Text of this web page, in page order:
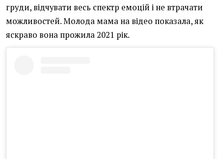
груди, відчувати весь спектр емоцій і не втрачати
можливостей. Молода мама на відео показала, як
яскраво вона прожила 2021 рік.